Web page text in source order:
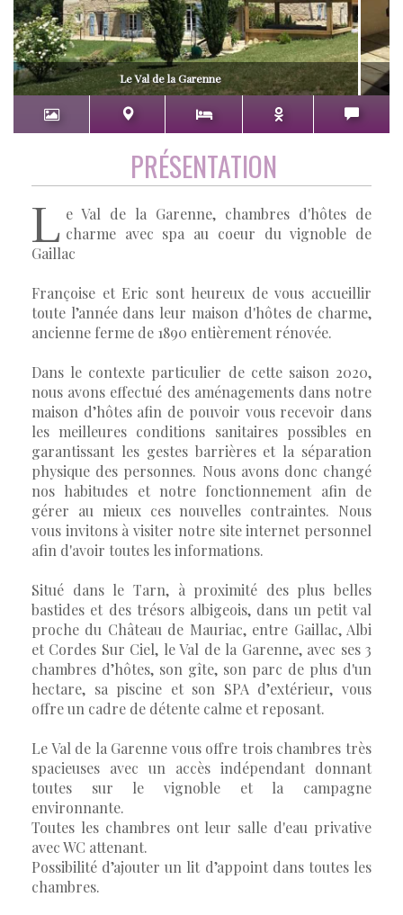
Le Val de la Garenne
PRÉSENTATION
L e Val de la Garenne, chambres d'hôtes de
charme avec spa au coeur du vignoble de
Gaillac
Françoise et Eric sont heureux de vous accueillir
toute l’année dans leur maison d'hôtes de charme,
ancienne ferme de 1890 entièrement rénovée.
Dans le contexte particulier de cette saison 2020,
nous avons effectué des aménagements dans notre
maison d’hôtes afin de pouvoir vous recevoir dans
les meilleures conditions sanitaires possibles en
garantissant les gestes barrières et la séparation
physique des personnes. Nous avons donc changé
nos habitudes et notre fonctionnement afin de
gérer au mieux ces nouvelles contraintes. Nous
vous invitons à visiter notre site internet personnel
afin d'avoir toutes les informations.
Situé dans le Tarn, à proximité des plus belles
bastides et des trésors albigeois, dans un petit val
proche du Château de Mauriac, entre Gaillac, Albi
et Cordes Sur Ciel, le Val de la Garenne, avec ses 3
chambres d’hôtes, son gîte, son parc de plus d'un
hectare, sa piscine et son SPA d’extérieur, vous
offre un cadre de détente calme et reposant.
Le Val de la Garenne vous offre trois chambres très
spacieuses avec un accès indépendant donnant
toutes sur le vignoble et la campagne
environnante.
Toutes les chambres ont leur salle d'eau privative
avec WC attenant.
Possibilité d’ajouter un lit d’appoint dans toutes les
chambres.